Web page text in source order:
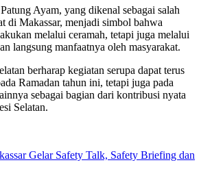
Ayam, yang dikenal sebagai salah
di Makassar, menjadi simbol bahwa
melalui ceramah, tetapi juga melalui
langsung manfaatnya oleh masyarakat.
berharap kegiatan serupa dapat terus
Ramadan tahun ini, tetapi juga pada
sebagai bagian dari kontribusi nyata
Selatan.
Gelar Safety Talk, Safety Briefing dan